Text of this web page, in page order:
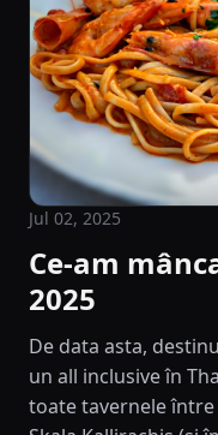
Jul 02, 2025
Ce-am
2025
De data asta,
un all inclusive în
toate tavernele între